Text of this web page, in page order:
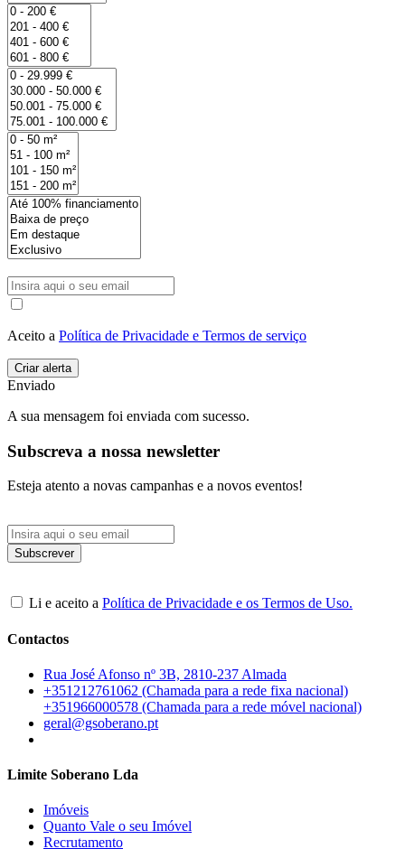
Aceito a Política de Privacidade e Termos de serviço
Enviado
A sua mensagem foi enviada com sucesso.
Subscreva a nossa newsletter
Esteja atento a novas campanhas e a novos eventos!
Li e aceito a Política de Privacidade e os Termos de Uso.
Contactos
Rua José Afonso nº 3B, 2810-237 Almada
+351212761062 (Chamada para a rede fixa nacional)
+351966000578 (Chamada para a rede móvel nacional)
geral@gsoberano.pt
Limite Soberano Lda
Imóveis
Quanto Vale o seu Imóvel
Recrutamento